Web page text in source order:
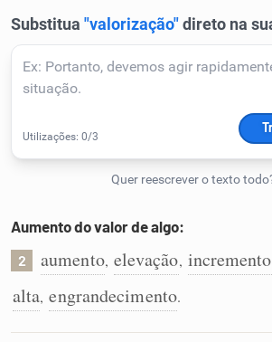
Corrigir Texto
Detector de IA
Humanizador de IA
Cata-letras
Conexões
Caça-palavras
Aumento do valor de algo:
2 aumento, elevação, incremento
alta, engrandecimento.